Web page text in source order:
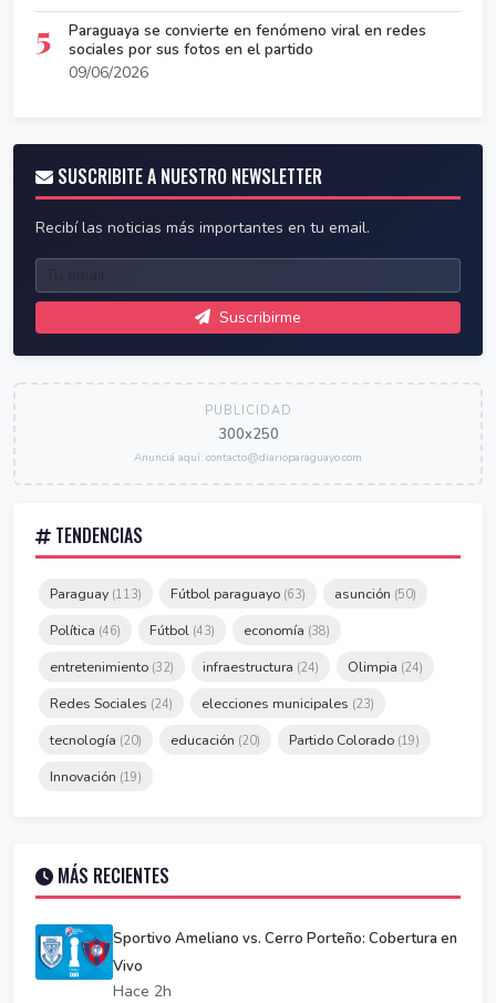
5
Paraguaya se convierte en fenómeno viral en redes
sociales por sus fotos en el partido
09/06/2026
SUSCRIBITE A NUESTRO NEWSLETTER
Recibí las noticias más importantes en tu email.
Suscribirme
PUBLICIDAD
300x250
Anunciá aquí: contacto@diarioparaguayo.com
TENDENCIAS
Paraguay (113) Fútbol paraguayo (63) asunción (50)
Política (46) Fútbol (43) economía (38)
entretenimiento (32) infraestructura (24) Olimpia (24)
Redes Sociales (24) elecciones municipales (23)
tecnología (20) educación (20) Partido Colorado (19)
Innovación (19)
MÁS RECIENTES
Sportivo Ameliano vs. Cerro Porteño: Cobertura en
Vivo
Hace 2h